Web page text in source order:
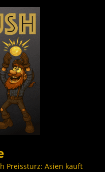
Preissturz: Asien kauft